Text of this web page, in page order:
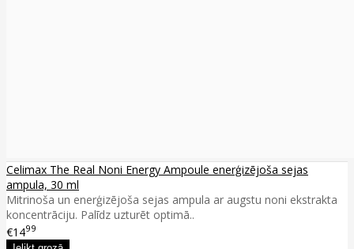
Celimax The Real Noni Energy Ampoule enerģizējoša sejas
ampula, 30 ml
Mitrinoša un enerģizējoša sejas ampula ar augstu noni ekstrakta
koncentrāciju. Palīdz uzturēt optimā..
€1499